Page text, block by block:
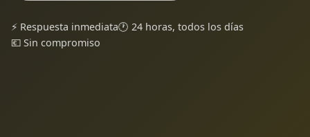
⚡ Respuesta inmediata🕐 24 horas, todos los días
💶 Sin compromiso